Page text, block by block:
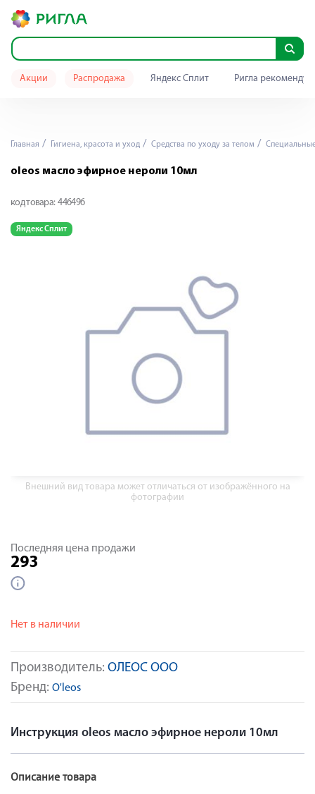
Акции Распродажа Яндекс Сплит Ригла
Главная Гигиена, красота и уход Средства по уходу за телом
oleos масло эфирное нероли 10мл
код товара: 446496
Яндекс Сплит
Внешний вид товара может отличаться от изображённого на
фотографии
Производитель: ОЛЕОС ООО
Бренд: O'leos
Последняя цена продажи
293
Нет в наличии
Инструкция oleos масло эфирное нероли 10мл
Описание товара